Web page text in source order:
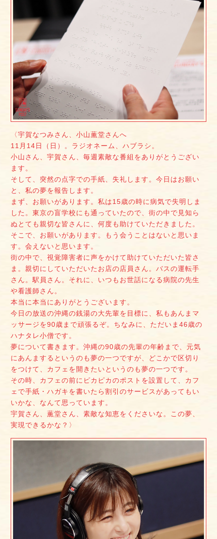
〈宇賀なつみさん、小山薫堂さんへ
11月14日（日）。ラジオネーム、ハブラシ。
小山さん、宇賀さん、毎週素敵な番組をありがとうござい
ます。
そして、突然の点字での手紙、失礼します。今日はお願い
と、私の夢を報告します。
まず、お願いがあります。私は15歳の時に病気で失明しま
した。東京の盲学校にも通っていたので、街の中で見知ら
ぬとても親切な皆さんに、何度も助けていただきました。
そこで、お願いがあります。もう会うことはないと思いま
す。会えないと思います。
街の中で、視覚障害者に声をかけて助けていただいた皆さ
ま。親切にしていただいたお店の店員さん。バスの運転手
さん。駅員さん。それに、いつもお世話になる病院の先生
や看護師さん。
本当に本当にありがとうございます。
今日の放送の沖縄の銭湯の大先輩を目標に、私もあんまマ
ッサージを90歳まで頑張るぞ。ちなみに、ただいま46歳の
ハナタレ小僧です。
夢について書きます。沖縄の90歳の先輩の年齢まで、元気
にあんまするというのも夢の一つですが、どこかで区切り
をつけて、カフェを開きたいというのも夢の一つです。
その時、カフェの前にピカピカのポストを設置して、カフ
ェで手紙・ハガキを書いたら割引のサービスがあってもい
いかな、なんて思っています。
宇賀さん、薫堂さん、素敵な知恵をくださいな。この夢、
実現できるかな？〉